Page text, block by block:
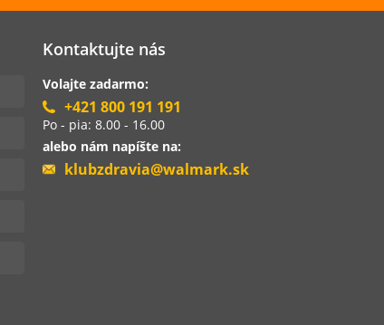
Kontaktujte nás
Volajte zadarmo:
+421 800 191 191
Po - pia: 8.00 - 16.00
alebo nám napíšte na:
klubzdravia@walmark.sk